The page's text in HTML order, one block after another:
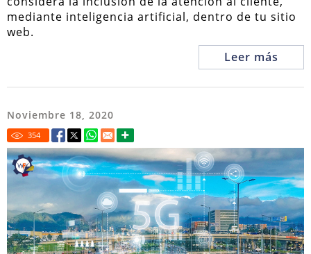
mediante inteligencia artificial, dentro de tu sitio
web.
Leer más
Noviembre 18, 2020
354